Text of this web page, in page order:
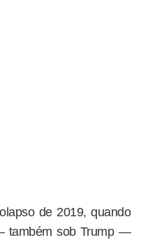
de 2019, quando
também sob Trump —